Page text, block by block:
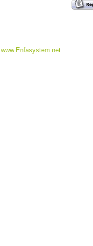
www.Enfasystem.net